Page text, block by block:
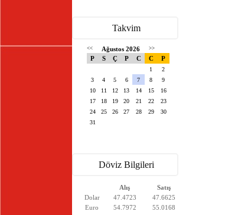
Takvim
<< Ağustos 2026 >>
P S Ç P C C P
1
2
3
4 5 6 7 8
9
10
11 12 13 14 15
16
17
18 19 20 21 22
23
24
25 26 27 28 29
30
31
Döviz Bilgileri
Alış
Satış
Dolar
47.4723
47.6625
Euro
54.7972 55.0168